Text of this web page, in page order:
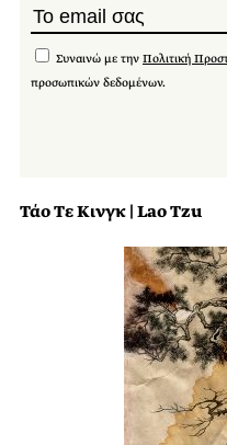
Συναινώ με την Πολιτική
προσωπικών δεδομένων.
Τάο Τε Κινγκ | Lao Tzu